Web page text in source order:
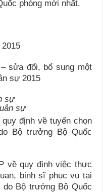
phòng mới nhất.
sửa đổi, bổ sung một
sự 2015
sự
định về tuyển chọn
Bộ trưởng Bộ Quốc
về quy định việc thực
binh sĩ phục vụ tại
do Bộ trưởng Bộ Quốc